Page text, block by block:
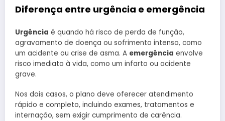
Diferença entre urgência e emergência
Urgência é quando há risco de perda de função,
agravamento de doença ou sofrimento intenso, como
um acidente ou crise de asma. A emergência envolve
risco imediato à vida, como um infarto ou acidente
grave.
Nos dois casos, o plano deve oferecer atendimento
rápido e completo, incluindo exames, tratamentos e
internação, sem exigir cumprimento de carência.